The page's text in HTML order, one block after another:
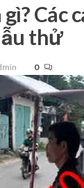
Các
thử
0